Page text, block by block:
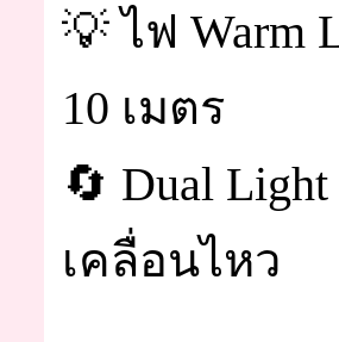
💡 ไฟ
10 เมตร
🔄 Dual
เคลื่อนไหว